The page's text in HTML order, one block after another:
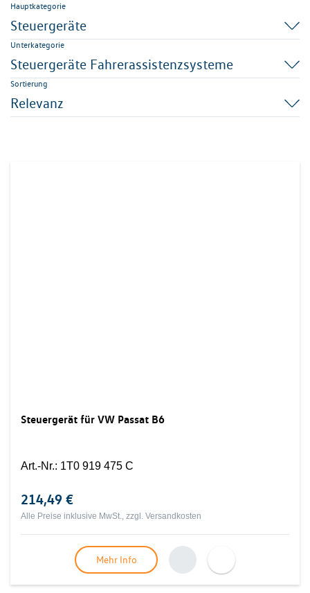
Hauptkategorie
Steuergeräte
Unterkategorie
Steuergeräte Fahrerassistenzsysteme
Sortierung
Relevanz
Steuergerät für VW Passat B6
Art.-Nr.: 1T0 919 475 C
214,49 €
Alle Preise inklusive MwSt., zzgl. Versandkosten
Mehr Info